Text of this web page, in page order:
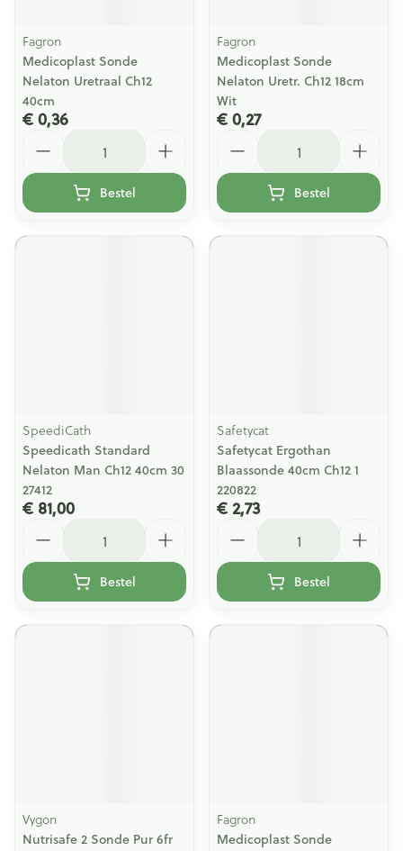
Fagron
Medicoplast Sonde
Nelaton Uretraal Ch12
40cm
€ 0,36
Bestel
Fagron
Medicoplast Sonde
Nelaton Uretr. Ch12 18cm
Wit
€ 0,27
Bestel
SpeediCath
Speedicath Standard
Nelaton Man Ch12 40cm 30
27412
€ 81,00
Bestel
Safetycat
Safetycat Ergothan
Blaassonde 40cm Ch12 1
220822
€ 2,73
Bestel
Vygon
Nutrisafe 2 Sonde Pur 6fr
Fagron
Medicoplast Sonde